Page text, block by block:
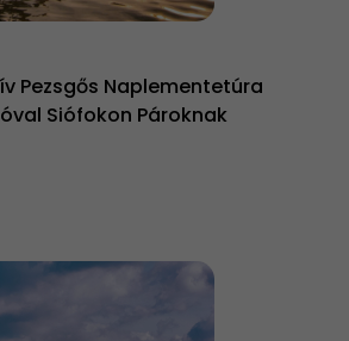
Pezsgős Naplementetúra
Siófokon Pároknak